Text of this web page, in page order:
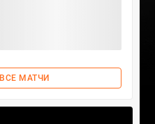
ВСЕ МАТЧИ